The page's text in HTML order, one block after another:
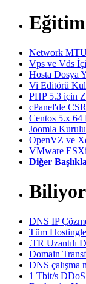
Network MTU
Vps ve Vds
Hosta Dosya
Vi Editörü
PHP 5.3 için
cPanel'de
Centos 5.x
Joomla
OpenVZ ve
VMware
Diğer
DNS IP
Tüm
.TR Uzantılı
Domain
DNS çalışma
1 Tbit/s DDoS